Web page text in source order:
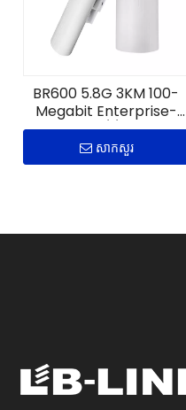
BR600 5.8G 3KM 100-
Megabit Enterprise-
Grade ស្ពានឌីជីថលខាងក្រៅ
សាកសួរ